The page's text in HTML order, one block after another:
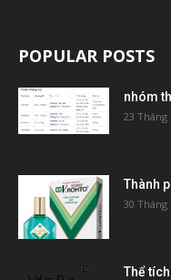
POPULAR POSTS
nhóm
23 Tháng
Thành
30 Tháng
Thể